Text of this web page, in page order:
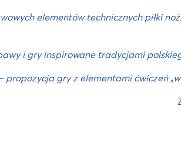
elementów technicznych piłki
i gry inspirowane tradycjami
propozycja gry z elementami ćwiczeń